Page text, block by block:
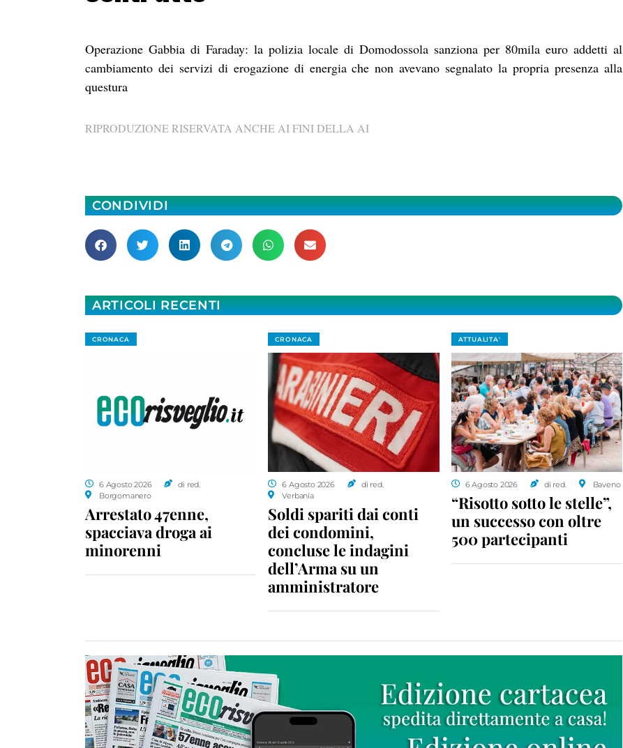
Operazione Gabbia di Faraday: la polizia locale di Domodossola sanziona per 80mila euro addetti al
cambiamento dei servizi di erogazione di energia che non avevano segnalato la propria presenza alla
questura
RIPRODUZIONE RISERVATA ANCHE AI FINI DELLA AI
CONDIVIDI
ARTICOLI RECENTI
CRONACA
6 Agosto 2026
di red.
Borgomanero
Arrestato 47enne,
spacciava droga ai
minorenni
CRONACA
6 Agosto 2026
di red.
Verbania
Soldi spariti dai conti
dei condomini,
concluse le indagini
dell’Arma su un
amministratore
ATTUALITA'
6 Agosto 2026 di red. Baveno
“Risotto sotto le stelle”,
un successo con oltre
500 partecipanti